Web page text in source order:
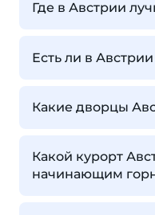
Где в Австрии
Есть ли в
Какие дворцы
Какой курорт
начинающим